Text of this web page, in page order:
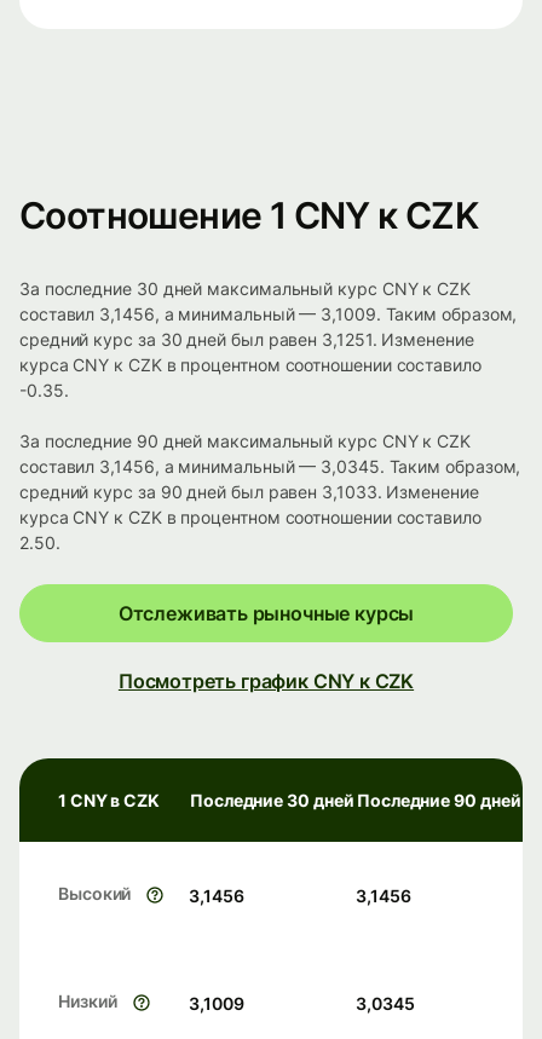
Соотношение 1 CNY к CZK
За последние 30 дней максимальный курс CNY к CZK
составил 3,1456, а минимальный — 3,1009. Таким образом,
средний курс за 30 дней был равен 3,1251. Изменение
курса CNY к CZK в процентном соотношении составило
-0.35.
За последние 90 дней максимальный курс CNY к CZK
составил 3,1456, а минимальный — 3,0345. Таким образом,
средний курс за 90 дней был равен 3,1033. Изменение
курса CNY к CZK в процентном соотношении составило
2.50.
Отслеживать рыночные курсы
Посмотреть график CNY к CZK
1 CNY в CZK Последние 30 дней Последние 90 дней
Высокий 3,1456 3,1456
Низкий 3,1009 3,0345